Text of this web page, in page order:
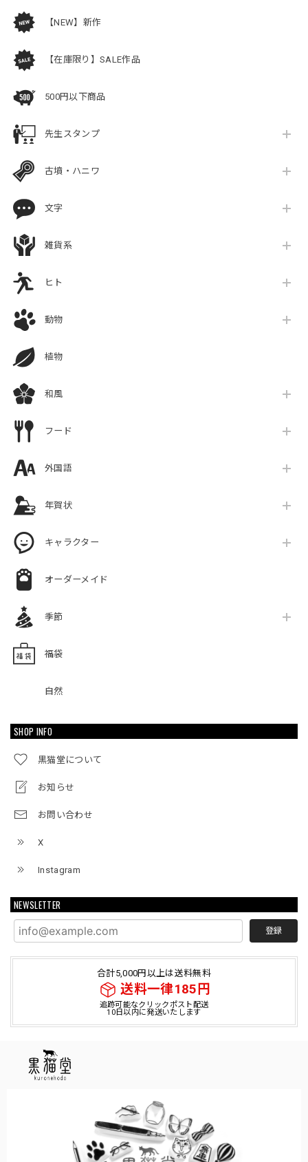
【NEW】新作
【在庫限り】SALE作品
500円以下商品
先生スタンプ
古墳・ハニワ
文字
雑貨系
ヒト
動物
植物
和風
フード
外国語
年賀状
キャラクター
オーダーメイド
季節
福袋
自然
SHOP INFO
黒猫堂について
お知らせ
お問い合わせ
X
Instagram
NEWSLETTER
登録
合計5,000円以上は送料無料
送料一律185円
追跡可能なクリックポスト配送
10日以内に発送いたします